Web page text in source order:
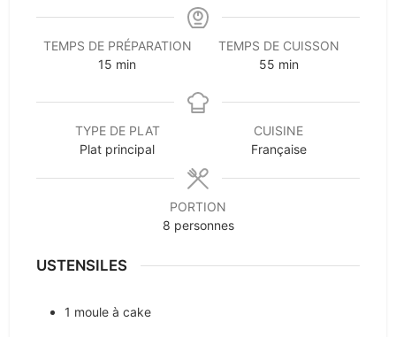
TEMPS DE PRÉPARATION
15 minutes
min
TEMPS DE CUISSON
55minutes
min
TYPE DE PLAT
Plat principal
CUISINE
Française
PORTION
8 personnes
USTENSILES
1 moule à cake